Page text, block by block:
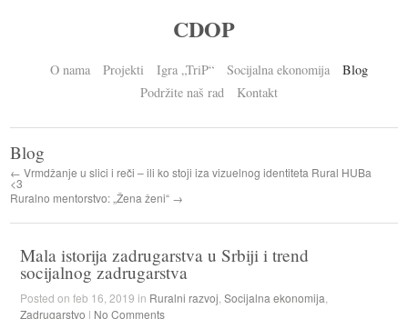
CDOP
O nama Projekti Igra „TriP“ Socijalna ekonomija
Blog
Podržite naš rad
Kontakt
Blog
← Vrmdžanje u slici i reči – ili ko stoji iza vizuelnog identiteta Rural HUBa
<3
Ruralno mentorstvo: „Žena ženi“ →
Mala istorija zadrugarstva u Srbiji i trend
socijalnog zadrugarstva
Posted on feb 16, 2019 in Ruralni razvoj Socijalna ekonomija
Zadrugarstvo | No Comments